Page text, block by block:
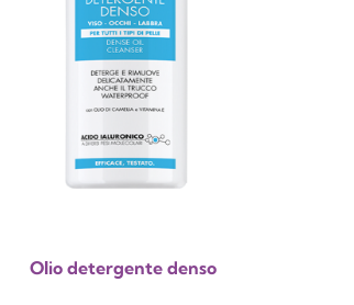
Olio detergente denso